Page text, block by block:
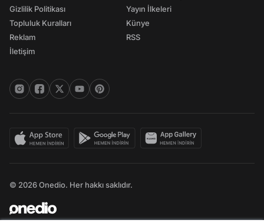
Gizlilik Politikası
Topluluk Kuralları
Reklam
İletişim
Yayın İlkeleri
Künye
RSS
© 2026 Onedio. Her hakkı saklıdır.